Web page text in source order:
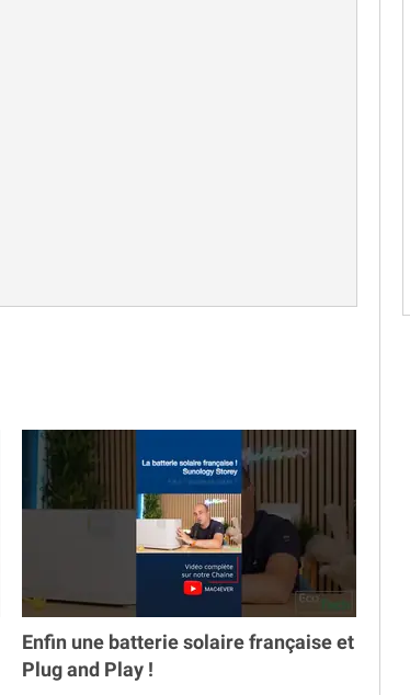
Enfin une batterie solaire française et
Plug and Play !